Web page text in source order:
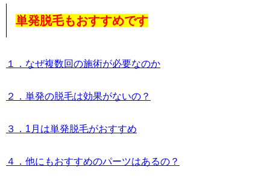
単発脱毛もおすすめです
１．なぜ複数回の施術が必要なのか
２．単発の脱毛は効果がないの？
３．1月は単発脱毛がおすすめ
４．他にもおすすめのパーツはあるの？